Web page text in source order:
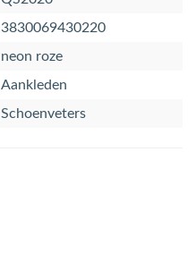
3830069430220
neon roze
Aankleden
Schoenveters